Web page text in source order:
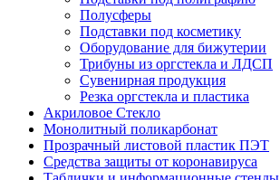
Полусферы
Подставки под косметику
Оборудование для бижутерии
Трибуны из оргстекла и ЛДСП
Сувенирная продукция
Резка оргстекла и пластика
Акриловое Стекло
Монолитный поликарбонат
Прозрачный листовой пластик ПЭТ
Средства защиты от коронавируса